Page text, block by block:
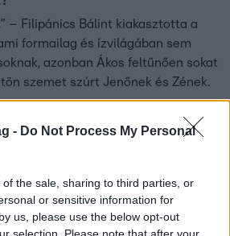
- Do Not Process My Personal
the sale, sharing to third parties, or
or sensitive information for
us, please use the below opt-out
selection. Please note that after your
– Filipánics Bálint kiakasztotta a
formailag és ízvilágában sem
azonban Ákos feltűnően sokat
szemet szúrt Jenőnek és Zének.